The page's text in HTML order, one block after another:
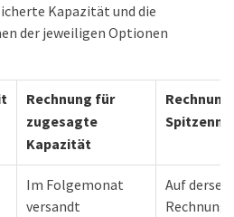
Kapazität und die
der jeweiligen Optionen
Rechnung für
zugesagte
Kapazität
Im Folgemonat
versandt
Auf
Rechnung